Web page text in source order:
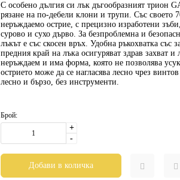
С особено дългия си лък дъгообразният трион
рязане на по-дебели клони и трупи. Със своето
неръждаемо острие, с прецизно изработени
сурово и сухо дърво. За безпроблемна и
лъкът е със скосен връх. Удобна ръкохватка със
предния край на лъка осигуряват здрав захват
неръждаем и има форма, която не позволява
острието може да се нагласява лесно чрез
лесно и бързо, без инструменти.
Брой:
+
-